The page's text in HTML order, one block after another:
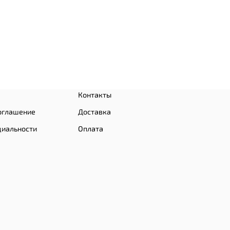
Контакты
Доставка
Оплата